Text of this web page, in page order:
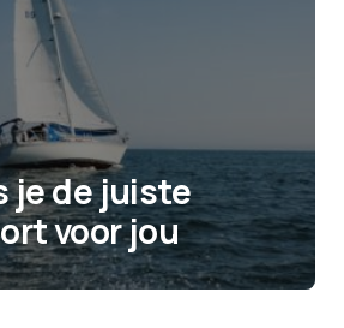
je de juiste
voor jou